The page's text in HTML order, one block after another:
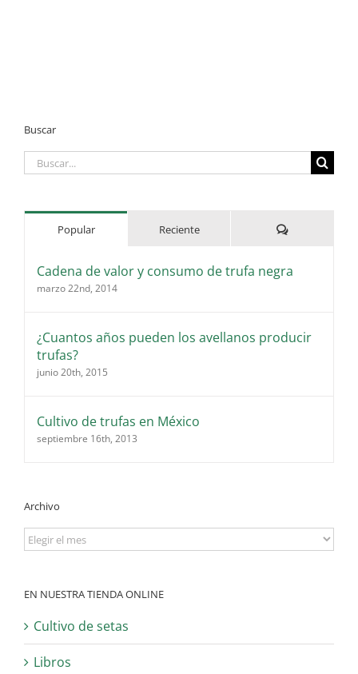
Buscar
Buscar:
Popular Reciente Comentarios
Cadena de valor y consumo de trufa negra
marzo 22nd, 2014
¿Cuantos años pueden los avellanos producir
trufas?
junio 20th, 2015
Cultivo de trufas en México
septiembre 16th, 2013
Archivo
Archivo
EN NUESTRA TIENDA ONLINE
Cultivo de setas
Libros